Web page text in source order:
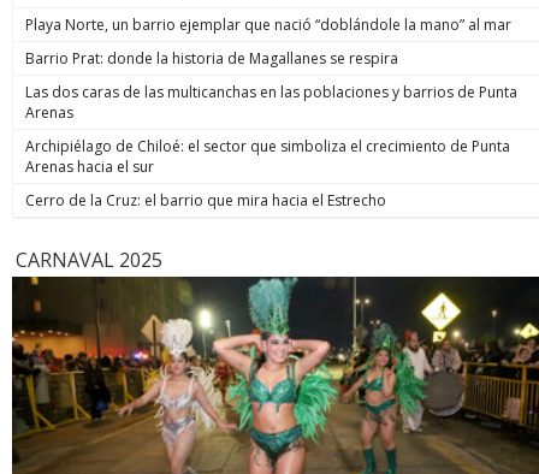
de estos
hoy está
todos los
anunció
Playa Norte, un barrio ejemplar que nació “doblándole la mano” al mar
Barrio Prat: donde la historia de Magallanes se respira
Las dos caras de las multicanchas en las poblaciones y barrios de Punta
Arenas
Archipiélago de Chiloé: el sector que simboliza el crecimiento de Punta
Arenas hacia el sur
Cerro de la Cruz: el barrio que mira hacia el Estrecho
CARNAVAL 2025